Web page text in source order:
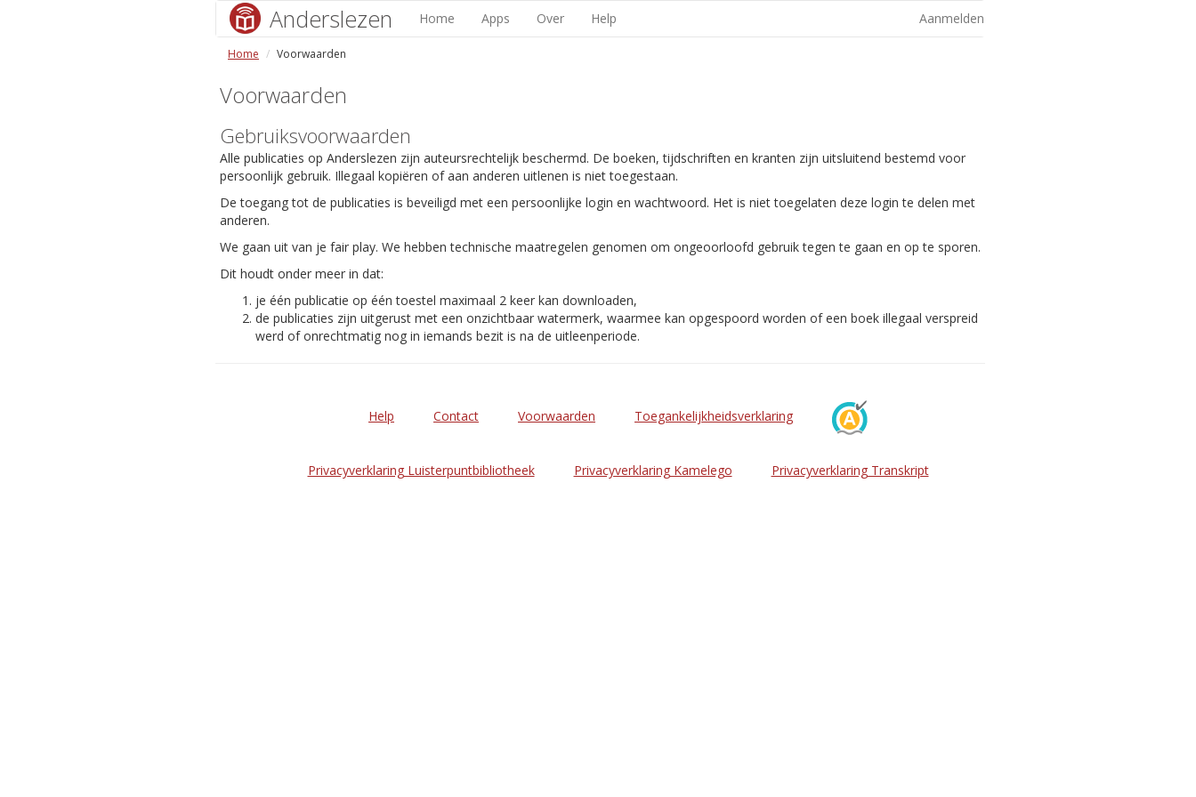
Anderslezen Home Apps Over Help Aanmelden
Home Voorwaarden
Voorwaarden
Gebruiksvoorwaarden
Alle publicaties op Anderslezen zijn auteursrechtelijk beschermd. De boeken, tijdschriften en kranten zijn uitsluitend bestemd voor
persoonlijk gebruik. Illegaal kopiëren of aan anderen uitlenen is niet toegestaan.
De toegang tot de publicaties is beveiligd met een persoonlijke login en wachtwoord. Het is niet toegelaten deze login te delen met
anderen.
We gaan uit van je fair play. We hebben technische maatregelen genomen om ongeoorloofd gebruik tegen te gaan en op te sporen.
Dit houdt onder meer in dat:
je één publicatie op één toestel maximaal 2 keer kan downloaden,
de publicaties zijn uitgerust met een onzichtbaar watermerk, waarmee kan opgespoord worden of een boek illegaal verspreid
werd of onrechtmatig nog in iemands bezit is na de uitleenperiode.
Help Contact Voorwaarden Toegankelijkheidsverklaring
Privacyverklaring Luisterpuntbibliotheek Privacyverklaring Kamelego Privacyverklaring Transkript